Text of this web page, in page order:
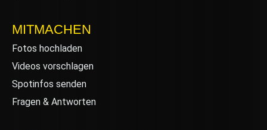
MITMACHEN
Fotos hochladen
Videos vorschlagen
Spotinfos senden
Fragen & Antworten